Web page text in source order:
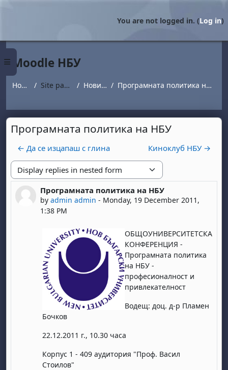
Side panel
You are not logged in. (Log in)
Moodle НБУ
Home Site pages Новини Програмната политика на НБУ
Програмната политика на НБУ
← Да се изцапаш с глина Киноклуб НБУ →
Display mode
Програмната политика на НБУ
byadmin admin - Monday, 19 December 2011,
1:38 PM
Number of replies: 0
ОБЩОУНИВЕРСИТЕТСКА
КОНФЕРЕНЦИЯ -
Програмната политика
на НБУ -
професионалност и
привлекателност
Водещ: доц. д-р Пламен
Бочков
22.12.2011 г., 10.30 часа
Корпус 1 - 409 аудитория "Проф. Васил
Стоилов"